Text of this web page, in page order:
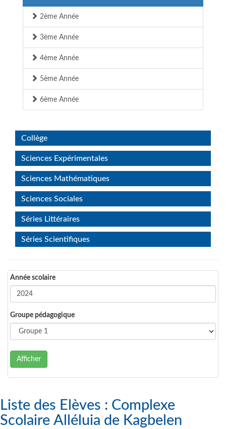
2ème Année
3ème Année
4ème Année
5ème Année
6ème Année
Collège
Sciences Expérimentales
Sciences Mathématiques
Sciences Sociales
Séries Littéraires
Séries Scientifiques
Année scolaire
Groupe pédagogique
Afficher
Liste des Elèves : Complexe
Scolaire Alléluia de Kagbelen